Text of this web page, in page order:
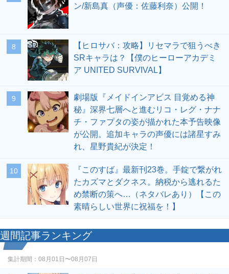
ン/新島真（声優：佐藤利奈）公開！
8
【ヒロサバ：攻略】リセマラで狙うべき
SRキャラは？【僕のヒーローアカデミ
ア UNITED SURVIVAL】
9
劇場版『メイドインアビス 目覚める神
秘』深界七層へと進むリコ・レグ・ナナ
チ・ファプタの姿が描かれた本予告映像
が公開。追加キャラの声優には諸星すみ
れ、星野貴紀が決定！
10
『このすば』最新刊23巻。手錠で繋がれ
たカズマとダクネス。納税から逃れるた
め禁断の策へ…（ネタバレあり）【この
素晴らしい世界に祝福を！】
週間記事ランキング
集計期間： 08月01日〜08月07日